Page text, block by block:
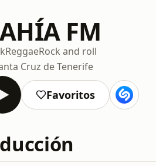
FM
ReggaeRock and roll
Cruz de Tenerife
Favoritos